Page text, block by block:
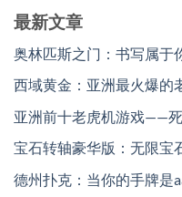
最新文章
奥林匹斯之门：书写属于
西域黄金：亚洲最火爆的
亚洲前十老虎机游戏——
宝石转轴豪华版：无限宝
德州扑克：当你的手牌是